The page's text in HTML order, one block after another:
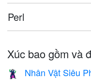
Perl
Xúc bao gồm và
🦹 Nhân Vật Siêu